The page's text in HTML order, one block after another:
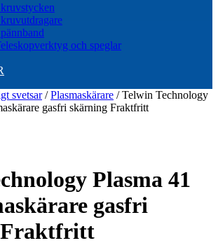
och speglar
svetsar/Plasmaskärare / Telwin Technology
gasfri skärning Fraktfritt
Plasma 41
gasfri
Fraktfritt